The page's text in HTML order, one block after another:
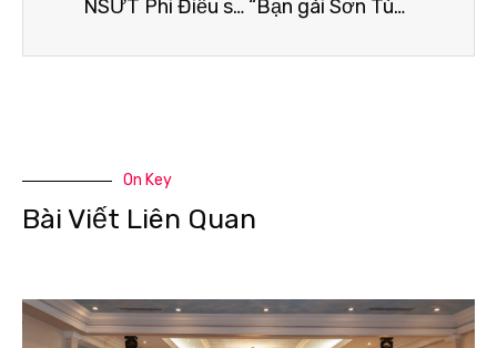
NSƯT Phi Điểu sải bước sàn catwalk ở tuổi 91 cùng Hoa hậu Đỗ Thị Hà, Khánh Vân “Bạn gái Sơn Tùng” nay đã yên bề gia thất: Sinh hai lần chỉ trong hơn một năm mà ngoại hình hiện tại quá bất ngờ
On Key
Bài Viết Liên Quan